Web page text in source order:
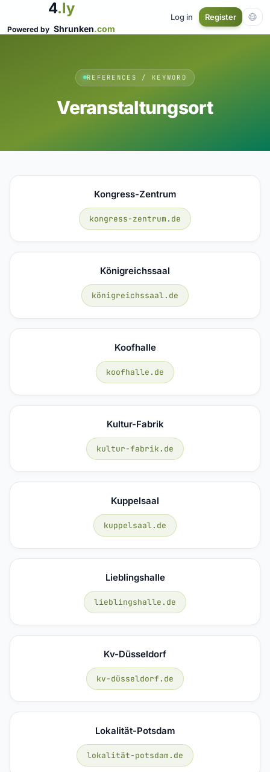
4.ly
Powered by Shrunken.com
Log in Register
REFERENCES / KEYWORD
Veranstaltungsort
Kongress-Zentrum
kongress-zentrum.de
Königreichssaal
königreichssaal.de
Koofhalle
koofhalle.de
Kultur-Fabrik
kultur-fabrik.de
Kuppelsaal
kuppelsaal.de
Lieblingshalle
lieblingshalle.de
Kv-Düsseldorf
kv-düsseldorf.de
Lokalität-Potsdam
lokalität-potsdam.de